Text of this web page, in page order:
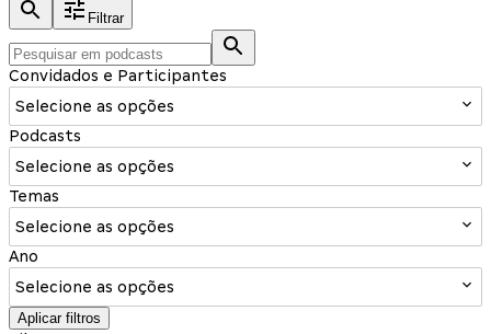
Filtrar
Convidados e Participantes
Selecione as opções
Podcasts
Selecione as opções
Temas
Selecione as opções
Ano
Selecione as opções
Aplicar filtros